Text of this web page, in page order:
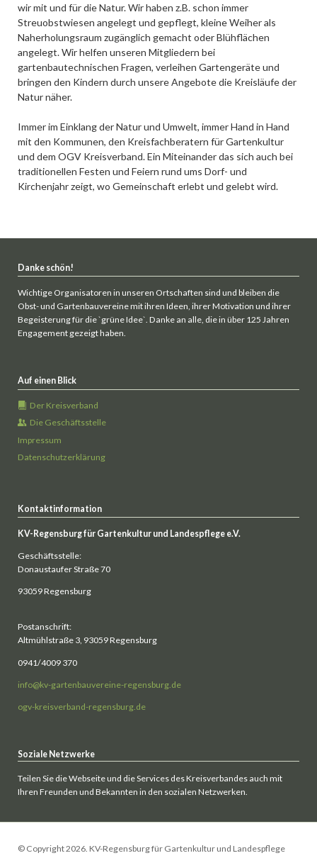
wir mit und für die Natur. Wir haben z.B. schon immer
Streuobstwiesen angelegt und gepflegt, kleine Weiher als
Naherholungsraum zugänglich gemacht oder Blühflächen
angelegt. Wir helfen unseren Mitgliedern bei
gartenbautechnischen Fragen, verleihen Gartengeräte und
bringen den Kindern durch unsere Angebote die Kreisläufe der
Natur näher.
Immer im Einklang der Natur und Umwelt, immer Hand in Hand
mit den Kommunen, den Kreisfachberatern für Gartenkultur
und dem OGV Kreisverband. Ein Miteinander das sich auch bei
traditionellen Festen und Feiern rund ums Dorf- und
Kirchenjahr zeigt, wo Gemeinschaft erlebt und gelebt wird.
Danke schön!
Wichtige Organisatoren in unseren Ortschaften sind und bleiben die
Obst- und Gartenbauvereine mit ihren Ideen, ihrer Motivation und ihrer
Begeisterung für die `grüne Idee`. Danke an alle, die in über 125 Jahren
Engagement gezeigt haben.
Auf einen Blick
Der Kreisverband
Die Geschäftsstelle
Impressum
Datenschutzerklärung
Kontaktinformation
KV-Regensburg für Gartenkultur und Landespflege e.V.
Geschäftsstelle:
Donaustaufer Straße 70
93059 Regensburg
Postanschrift:
Altmühlstraße 3, 93059 Regensburg
0941/4009 370
info@kv-gartenbauvereine-regensburg.de
ogv-kreisverband-regensburg.de
Soziale Netzwerke
Teilen Sie die Webseite und die Services des Kreisverbandes auch mit
Ihren Freunden und Bekannten in den sozialen Netzwerken.
© Copyright 2026. KV-Regensburg für Gartenkultur und Landespflege